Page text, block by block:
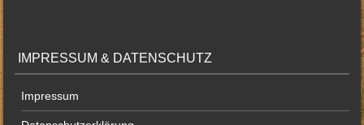
IMPRESSUM & DATENSCHUTZ
Impressum